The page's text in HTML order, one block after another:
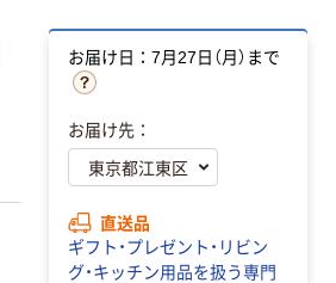
お届け日：7月27日（月）まで
お届け先：
直送品
ギフト・プレゼント・リビン
グ・キッチン用品を扱う専門